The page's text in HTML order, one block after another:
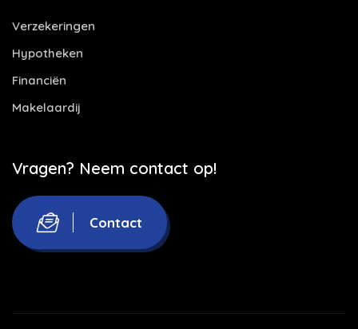
Verzekeringen
Hypotheken
Financiën
Makelaardij
Vragen? Neem contact op!
Contact